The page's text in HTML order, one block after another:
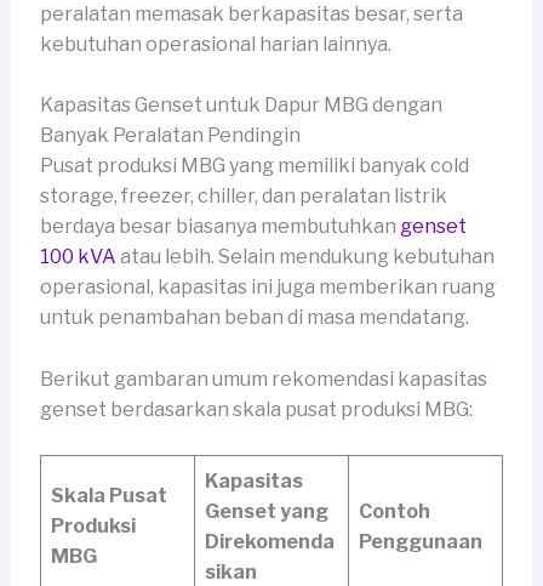
peralatan memasak berkapasitas besar, serta
kebutuhan operasional harian lainnya.
Kapasitas Genset untuk Dapur MBG dengan
Banyak Peralatan Pendingin
Pusat produksi MBG yang memiliki banyak cold
storage, freezer, chiller, dan peralatan listrik
berdaya besar biasanya membutuhkan genset
100 kVA atau lebih. Selain mendukung kebutuhan
operasional, kapasitas ini juga memberikan ruang
untuk penambahan beban di masa mendatang.
Berikut gambaran umum rekomendasi kapasitas
genset berdasarkan skala pusat produksi MBG:
Skala Pusat
Produksi
MBG
Kapasitas
Genset yang
Direkomenda
sikan
Contoh
Penggunaan